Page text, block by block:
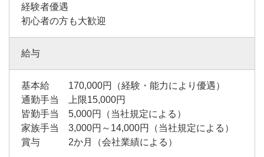
経験者優遇
初心者の方も大歓迎
給与
基本給 170,000円（経験・能力により優遇）
通勤手当 上限15,000円
皆勤手当 5,000円（当社規定による）
家族手当 3,000円～14,000円（当社規定による）
賞与 2か月（会社業績による）